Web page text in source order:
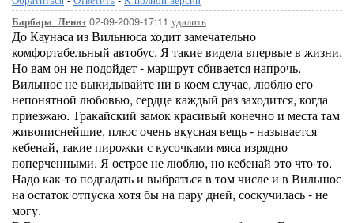
Барбара_Ленвэ 02-09-2009-17:11 удалить
До Каунаса из Вильнюса ходит замечательно
комфортабельный автобус. Я такие видела впервые в жизни.
Но вам он не подойдет - маршрут сбивается напрочь.
Вильнюс не выкидывайте ни в коем случае, люблю его
непонятной любовью, сердце каждый раз заходится, когда
приезжаю. Тракайский замок красивый конечно и места там
живописнейшие, плюс очень вкусная вещь - называется
кебенай, такие пирожки с кусочками мяса изрядно
поперченными. Я острое не люблю, но кебенай это что-то.
Надо как-то подгадать и выбраться в том числе и в Вильнюс
на остаток отпуска хотя бы на пару дней, соскучилась - не
могу.